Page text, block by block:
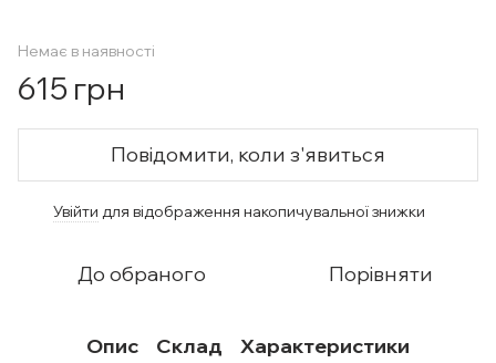
Немає в наявності
615 грн
Повідомити, коли з'явиться
Увійти для відображення накопичувальної знижки
До обраного Порівняти
Опис Склад Характеристики